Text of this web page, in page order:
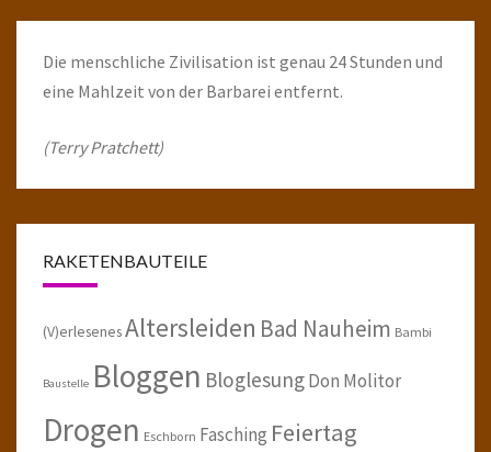
Die menschliche Zivilisation ist genau 24 Stunden und
eine Mahlzeit von der Barbarei entfernt.
(Terry Pratchett)
RAKETENBAUTEILE
(V)erlesenesAltersleiden Bad Nauheim Bambi
Baustelle Bloggen BloglesungDon Molitor
Drogen Eschborn Fasching Feiertag